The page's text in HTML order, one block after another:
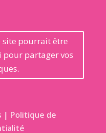
site pourrait être
pour partager vos
| Politique de